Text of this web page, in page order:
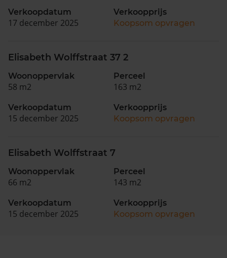
Verkoopdatum
17 december 2025
Verkoopprijs
Koopsom opvragen
Elisabeth Wolffstraat 37 2
Woonoppervlak
58 m2
Perceel
163 m2
Verkoopdatum
15 december 2025
Verkoopprijs
Koopsom opvragen
Elisabeth Wolffstraat 7
Woonoppervlak
66 m2
Perceel
143 m2
Verkoopdatum
15 december 2025
Verkoopprijs
Koopsom opvragen